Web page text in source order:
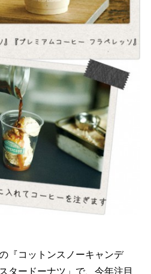
『コットンスノーキャンデ
タードーナツ」で、今年注目